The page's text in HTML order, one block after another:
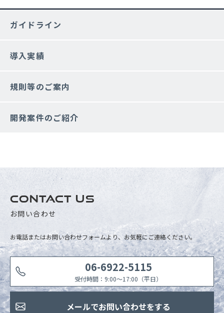
ガイドライン
導入実績
規則等のご案内
開発案件のご紹介
CONTACT US
お問い合わせ
お電話またはお問い合わせフォームより、お気軽にご連絡ください。
06-6922-5115
受付時間：9:00〜17:00（平日）
メールでお問い合わせをする